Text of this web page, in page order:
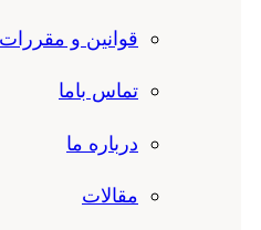
قوانین و مقررات
تماس باما
درباره ما
مقالات